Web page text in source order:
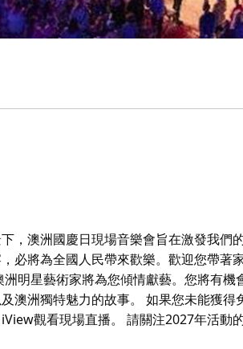
，澳洲國慶日現場音樂會旨在激發我們
必將為全國人民帶來歡樂。歡迎您帶著
明星藝術家將為您傾情獻藝。您將有機
澳洲獨特魅力的故事。 如果您未能獲得
觀看現場直播。 請關注2027年活動的